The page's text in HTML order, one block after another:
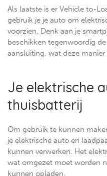
Als laatste is er Vehicle to-
gebruik je je auto om
voorzien. Denk aan je
beschikken tegenwoordig
aansluiting, wat deze
Je elektrische
thuisbatterij
Om gebruik te kunnen
je elektrische auto en
kunnen verwerken. Het
wat omgezet moet worden
kunnen opladen.